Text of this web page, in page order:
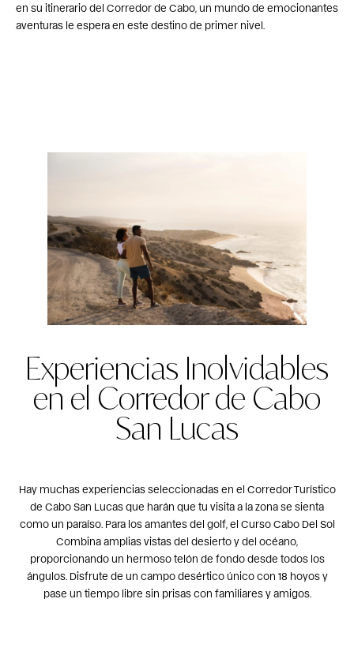
en su itinerario del Corredor de Cabo, un mundo de emocionantes
aventuras le espera en este destino de primer nivel.
Experiencias Inolvidables
en el Corredor de Cabo
San Lucas
Hay muchas experiencias seleccionadas en el Corredor Turístico
de Cabo San Lucas que harán que tu visita a la zona se sienta
como un paraíso. Para los amantes del golf, el Curso Cabo Del Sol
Combina amplias vistas del desierto y del océano,
proporcionando un hermoso telón de fondo desde todos los
ángulos. Disfrute de un campo desértico único con 18 hoyos y
pase un tiempo libre sin prisas con familiares y amigos.